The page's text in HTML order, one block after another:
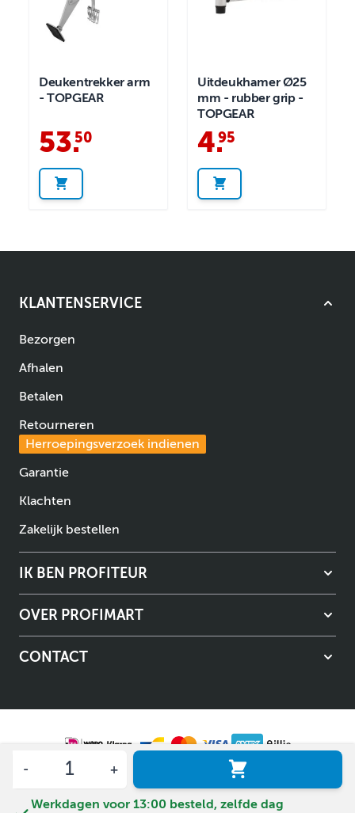
Werkdagen voor 13:00 besteld, zelfde dag
Deukentrekker arm
- TOPGEAR
53.
50
Uitdeukhamer Ø25
mm - rubber grip -
TOPGEAR
4.
95
KLANTENSERVICE
Bezorgen
Afhalen
Betalen
Retourneren
Herroepingsverzoek indienen
Garantie
Klachten
Zakelijk bestellen
IK BEN PROFITEUR
OVER PROFIMART
CONTACT
Algemene voorwaarden
Privacybeleid
© Copyright Profimart 2026.